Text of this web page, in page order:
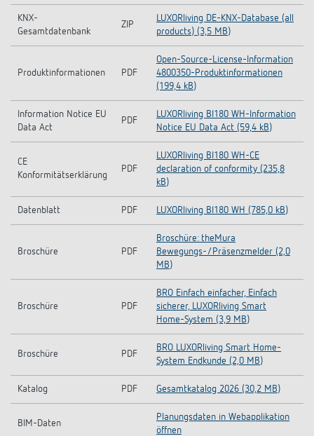
KNX-
Gesamtdatenbank
ZIP
LUXORliving DE-KNX-Database (all
products) (3,5 MB)
Produktinformationen PDF
Open-Source-License-Information
4800350-Produktinformationen
(199,4 kB)
Information Notice EU
Data Act
PDF
LUXORliving BI180 WH-Information
Notice EU Data Act (59,4 kB)
CE
Konformitätserklärung
PDF
LUXORliving BI180 WH-CE
declaration of conformity (235,8
kB)
Datenblatt PDF LUXORliving BI180 WH (785,0 kB)
Broschüre PDF
Broschüre: theMura
Bewegungs-/Präsenzmelder (2,0
MB)
Broschüre PDF
BRO Einfach einfacher, Einfach
sicherer, LUXORliving Smart
Home-System (3,9 MB)
Broschüre PDF
BRO LUXORliving Smart Home-
System Endkunde (2,0 MB)
Katalog PDF Gesamtkatalog 2026 (30,2 MB)
BIM-Daten
Planungsdaten in Webapplikation
öffnen